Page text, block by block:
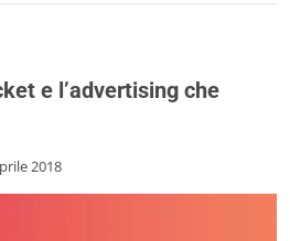
e l’advertising che
2018